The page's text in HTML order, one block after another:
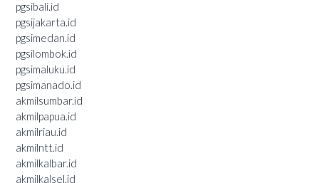
pgsibali.id
pgsijakarta.id
pgsimedan.id
pgsilombok.id
pgsimaluku.id
pgsimanado.id
akmilsumbar.id
akmilpapua.id
akmilriau.id
akmilntt.id
akmilkalbar.id
akmilkalsel.id